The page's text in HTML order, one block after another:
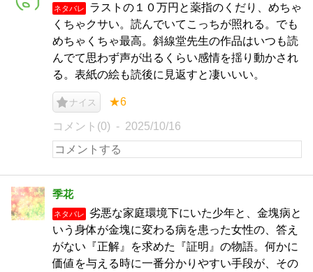
ネタバレ
ラストの１０万円と薬指のくだり、めちゃ
くちゃクサい。読んでいてこっちが照れる。でも
めちゃくちゃ最高。斜線堂先生の作品はいつも読
んでて思わず声が出るくらい感情を揺り動かされ
る。表紙の絵も読後に見返すと凄いいい。
ナイス ★6
コメント(0) 2025/10/16
季花
ネタバレ
劣悪な家庭環境下にいた少年と、金塊病と
いう身体が金塊に変わる病を患った女性の、答え
がない『正解』を求めた『証明』の物語。何かに
価値を与える時に一番分かりやすい手段が、その